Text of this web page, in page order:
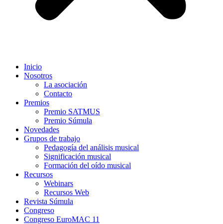
Inicio
Nosotros
La asociación
Contacto
Premios
Premio SATMUS
Premio Súmula
Novedades
Grupos de trabajo
Pedagogía del análisis musical
Significación musical
Formación del oído musical
Recursos
Webinars
Recursos Web
Revista Súmula
Congreso
Congreso EuroMAC 11